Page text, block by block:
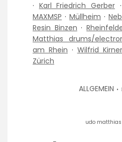
· Karl Friedrich Gerber
MAXMSP · Müllheim ·
Resin Binzen ·
Matthias drums/
am Rhein · Wilfrid
Zürich
ALLGEMEIN
udo